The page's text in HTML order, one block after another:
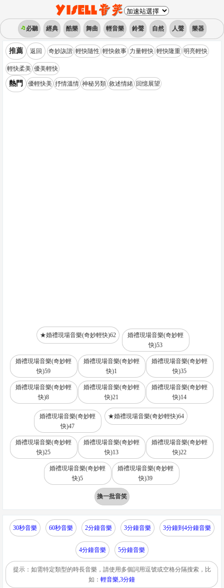
必聽 經典 酷樂 舞曲 輕音樂 鈴聲 自然 人聲 樂器
推薦 返回 奇妙詼諧 輕快隨性 輕快敘事 力量輕快 輕快隆重 明亮輕快
輕快柔美 優美輕快
熱門 優輕快美 抒情溫情 神秘另類 敘述情緒 回憶展望
★婚禮現場音樂(奇妙輕快)62
婚禮現場音樂(奇妙輕
快)53
婚禮現場音樂(奇妙輕
快)59
婚禮現場音樂(奇妙輕
快)1
婚禮現場音樂(奇妙輕
快)35
婚禮現場音樂(奇妙輕
快)8
婚禮現場音樂(奇妙輕
快)21
婚禮現場音樂(奇妙輕
快)14
婚禮現場音樂(奇妙輕
快)47
★婚禮現場音樂(奇妙輕快)64
婚禮現場音樂(奇妙輕
快)25
婚禮現場音樂(奇妙輕
快)13
婚禮現場音樂(奇妙輕
快)22
婚禮現場音樂(奇妙輕
快)5
婚禮現場音樂(奇妙輕
快)39
換一批音笑
30秒音樂 60秒音樂 2分鐘音樂 3分鐘音樂 3分鐘到4分鐘音樂
4分鐘音樂 5分鐘音樂
提示：如需特定類型的時長音樂，請使用多個詞用逗號或空格分隔搜索，比
如：輕音樂,3分鐘